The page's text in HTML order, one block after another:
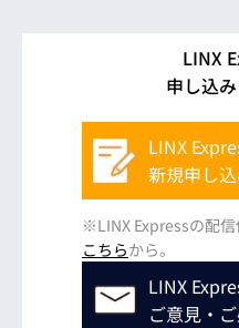
LINX
申し込
LINX
新規申し
※LINX Expressの配
こちらから。
LINX
ご意見・